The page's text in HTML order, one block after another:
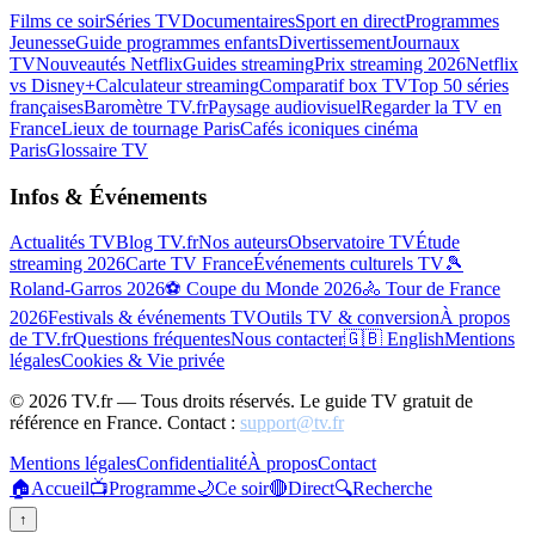
Films ce soirSéries TVDocumentairesSport en directProgrammes
JeunesseGuide programmes enfantsDivertissementJournaux
TVNouveautés NetflixGuides streamingPrix streaming 2026Netflix
vs Disney+Calculateur streamingComparatif box TVTop 50 séries
françaisesBaromètre TV.frPaysage audiovisuelRegarder la TV en
FranceLieux de tournage ParisCafés iconiques cinéma
ParisGlossaire TV
Infos & Événements
Actualités TVBlog TV.frNos auteursObservatoire TVÉtude
streaming 2026Carte TV FranceÉvénements culturels TV🎾
Roland-Garros 2026⚽ Coupe du Monde 2026🚴 Tour de France
2026Festivals & événements TVOutils TV & conversionÀ propos
de TV.frQuestions fréquentesNous contacter🇬🇧 EnglishMentions
légalesCookies & Vie privée
© 2026 TV.fr — Tous droits réservés. Le guide TV gratuit de
référence en France. Contact : support@tv.fr
Mentions légalesConfidentialitéÀ proposContact
🏠Accueil📺Programme🌙Ce soir🔴Direct🔍Recherche
↑